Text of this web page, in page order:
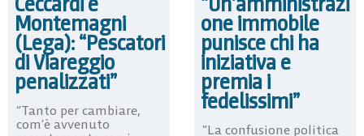
Montemagni
(Lega): “Pescatori
di Viareggio
penalizzati”
“Tanto per cambiare,
com’è avvenuto
one immobile
punisce chi ha
iniziativa e
premia i
fedelissimi”
“La confusione politica